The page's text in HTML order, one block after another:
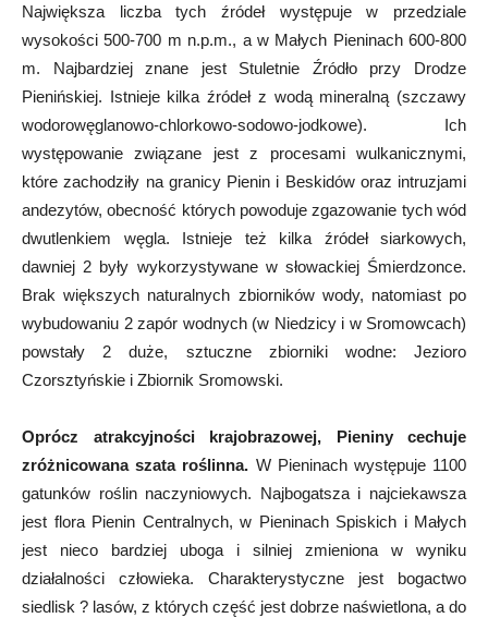
Największa liczba tych źródeł występuje w przedziale
wysokości 500-700 m n.p.m., a w Małych Pieninach 600-800
m. Najbardziej znane jest Stuletnie Źródło przy Drodze
Pienińskiej. Istnieje kilka źródeł z wodą mineralną (szczawy
wodorowęglanowo-chlorkowo-sodowo-jodkowe). Ich
występowanie związane jest z procesami wulkanicznymi,
które zachodziły na granicy Pienin i Beskidów oraz intruzjami
andezytów, obecność których powoduje zgazowanie tych wód
dwutlenkiem węgla. Istnieje też kilka źródeł siarkowych,
dawniej 2 były wykorzystywane w słowackiej Śmierdzonce.
Brak większych naturalnych zbiorników wody, natomiast po
wybudowaniu 2 zapór wodnych (w Niedzicy i w Sromowcach)
powstały 2 duże, sztuczne zbiorniki wodne: Jezioro
Czorsztyńskie i Zbiornik Sromowski.
Oprócz atrakcyjności krajobrazowej, Pieniny cechuje
zróżnicowana szata roślinna. W Pieninach występuje 1100
gatunków roślin naczyniowych. Najbogatsza i najciekawsza
jest flora Pienin Centralnych, w Pieninach Spiskich i Małych
jest nieco bardziej uboga i silniej zmieniona w wyniku
działalności człowieka. Charakterystyczne jest bogactwo
siedlisk ? lasów, z których część jest dobrze naświetlona, a do